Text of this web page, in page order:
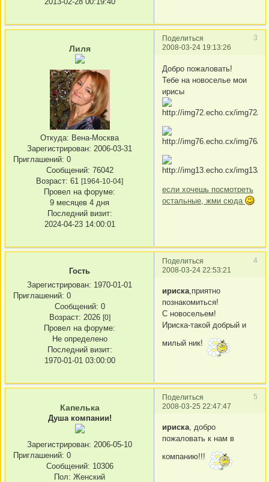
Поделиться
3
2008-03-24 19:13:26
Лиля
Откуда: Вена-Москва
Зарегистрирован: 2006-03-31
Приглашений: 0
Сообщений: 76042
Возраст: 61 [1964-10-04]
Провел на форуме:
9 месяцев 4 дня
Последний визит:
2024-04-23 14:00:01
Добро пожаловать!
Тебе на новоселье мои
ирисы
если хочешь посмотреть
остальные, жми сюда
Поделиться
4
2008-03-24 22:53:21
Гость
Зарегистрирован: 1970-01-01
Приглашений: 0
Сообщений: 0
Возраст: 2026 [0]
Провел на форуме:
Не определено
Последний визит:
1970-01-01 03:00:00
ириска,приятно
познакомиться!
С новосельем!
Ириска-такой добрый и
милый ник!
Поделиться
5
2008-03-25 22:47:47
Капелька
Душа компании!
Зарегистрирован: 2006-05-10
Приглашений: 0
Сообщений: 10306
Пол: Женский
ириска, добро
пожаловать к нам в
компанию!!!